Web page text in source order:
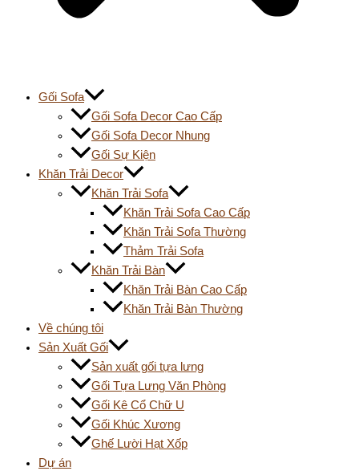
Gối Sofa
Gối Sofa Decor Cao Cấp
Gối Sofa Decor Nhung
Gối Sự Kiện
Khăn Trải Decor
Khăn Trải Sofa
Khăn Trải Sofa Cao Cấp
Khăn Trải Sofa Thường
Thảm Trải Sofa
Khăn Trải Bàn
Khăn Trải Bàn Cao Cấp
Khăn Trải Bàn Thường
Về chúng tôi
Sản Xuất Gối
Sản xuất gối tựa lưng
Gối Tựa Lưng Văn Phòng
Gối Kê Cổ Chữ U
Gối Khúc Xương
Ghế Lười Hạt Xốp
Dự án